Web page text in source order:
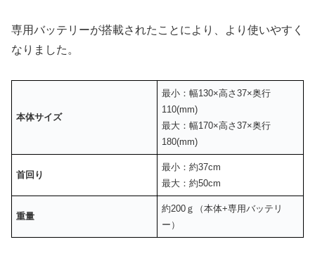
専用バッテリーが搭載されたことにより、より使いやすく
なりました。
本体サイズ
最小：幅130×高さ37×奥行
110(mm)
最大：幅170×高さ37×奥行
180(mm)
首回り
最小：約37cm
最大：約50cm
重量
約200ｇ（本体+専用バッテリ
ー）